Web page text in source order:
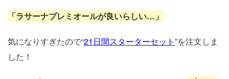
「ラサーナプレミオールが良いらしい…」
気になりすぎたので“21日間スターターセット”を注文しま
した！